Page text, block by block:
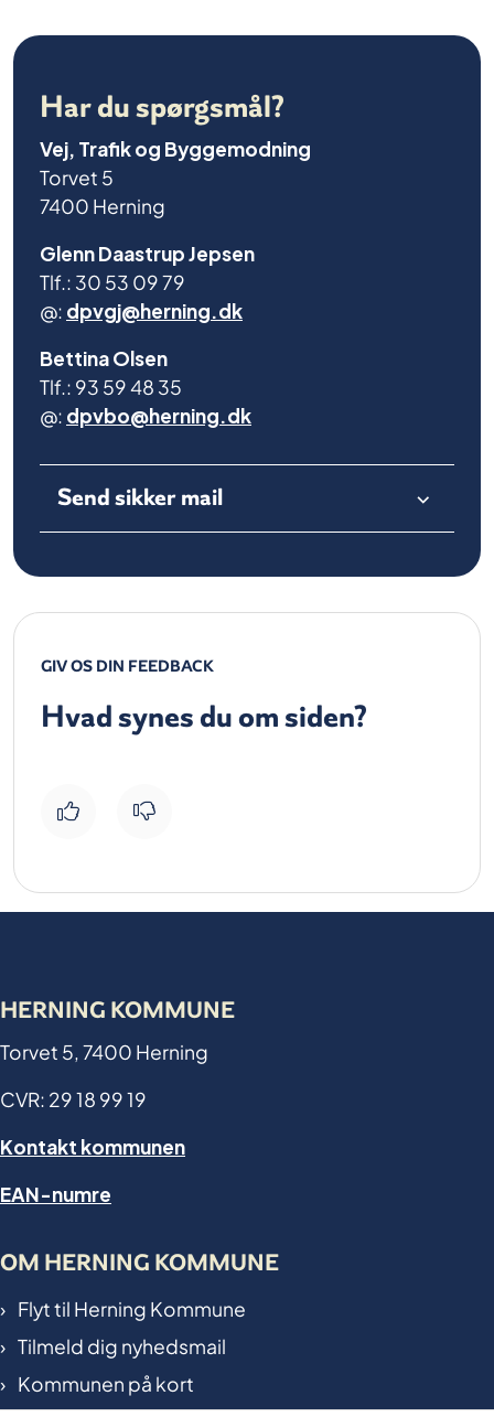
Har du spørgsmål?
Vej, Trafik og Byggemodning
Torvet 5
7400 Herning
Glenn Daastrup Jepsen
Tlf.: 30 53 09 79
@:dpvgj@herning.dk
Bettina Olsen
Tlf.: 93 59 48 35
@:dpvbo@herning.dk
Send sikker mail
GIV OS DIN FEEDBACK
Hvad synes du om siden?
HERNING KOMMUNE
Torvet 5, 7400 Herning
CVR: 29 18 99 19
Kontakt kommunen
EAN-numre
OM HERNING KOMMUNE
Flyt til Herning Kommune
Tilmeld dig nyhedsmail
Kommunen på kort